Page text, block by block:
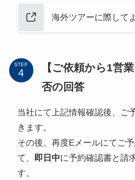
海外ツアーに際して
STEP
【ご依頼から1営
否の回答
当社にて上記情報確認後、ご
きます。
その後、再度Eメールにてご
て、 即日中に予約確認書と請
す。